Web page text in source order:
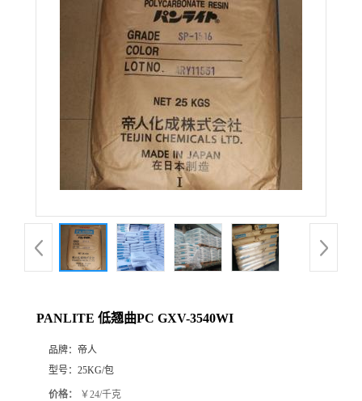
PANLITE 低翘曲PC GXV-3540WI
品牌： 帝人
型号： 25KG/包
价格： ￥24/千克